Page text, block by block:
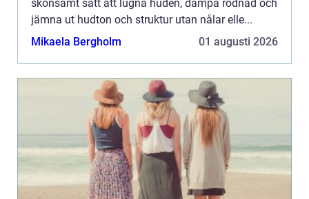
skonsamt sätt att lugna huden, dämpa rodnad och
jämna ut hudton och struktur utan nålar elle...
Mikaela Bergholm
01 augusti 2026